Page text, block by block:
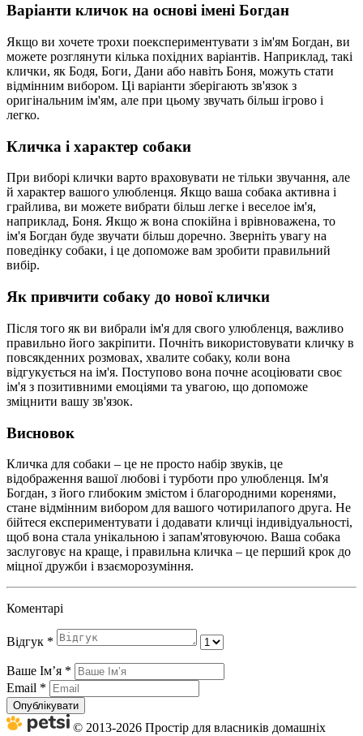
Варіанти кличок на основі імені Богдан
Якщо ви хочете трохи поекспериментувати з ім'ям Богдан, ви
можете розглянути кілька похідних варіантів. Наприклад, такі
клички, як Бодя, Боги, Дани або навіть Боня, можуть стати
відмінним вибором. Ці варіанти зберігають зв'язок з
оригінальним ім'ям, але при цьому звучать більш ігрово і
легко.
Кличка і характер собаки
При виборі клички варто враховувати не тільки звучання, але
й характер вашого улюбленця. Якщо ваша собака активна і
грайлива, ви можете вибрати більш легке і веселое ім'я,
наприклад, Боня. Якщо ж вона спокійна і врівноважена, то
ім'я Богдан буде звучати більш доречно. Зверніть увагу на
поведінку собаки, і це допоможе вам зробити правильний
вибір.
Як привчити собаку до нової клички
Після того як ви вибрали ім'я для свого улюбленця, важливо
правильно його закріпити. Почніть використовувати кличку в
повсякденних розмовах, хвалите собаку, коли вона
відгукується на ім'я. Поступово вона почне асоціювати своє
ім'я з позитивними емоціями та увагою, що допоможе
зміцнити вашу зв'язок.
Висновок
Кличка для собаки – це не просто набір звуків, це
відображення вашої любові і турботи про улюбленця. Ім'я
Богдан, з його глибоким змістом і благородними коренями,
стане відмінним вибором для вашого чотирилапого друга. Не
бійтеся експериментувати і додавати кличці індивідуальності,
щоб вона стала унікальною і запам'ятовуючою. Ваша собака
заслуговує на краще, і правильна кличка – це перший крок до
міцної дружби і взаєморозуміння.
Коментарі
Відгук *
Ваше Імʼя *
Email *
Опублікувати
© 2013-2026 Простір для власників домашніх